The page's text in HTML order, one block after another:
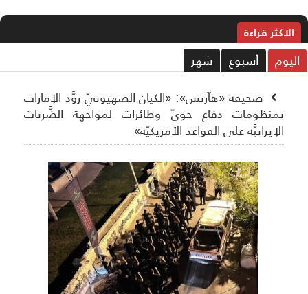
الاکثر قراءة
أسبوع شهر
صحيفة «هآرتس»: «الكيان الصهيونيّ زوَّد الإمارات
بمنظومات دفاع جويّ وطائرات لمواجهة الضَّربات
الإيرانيَّة على القواعد الأمريكيّة»